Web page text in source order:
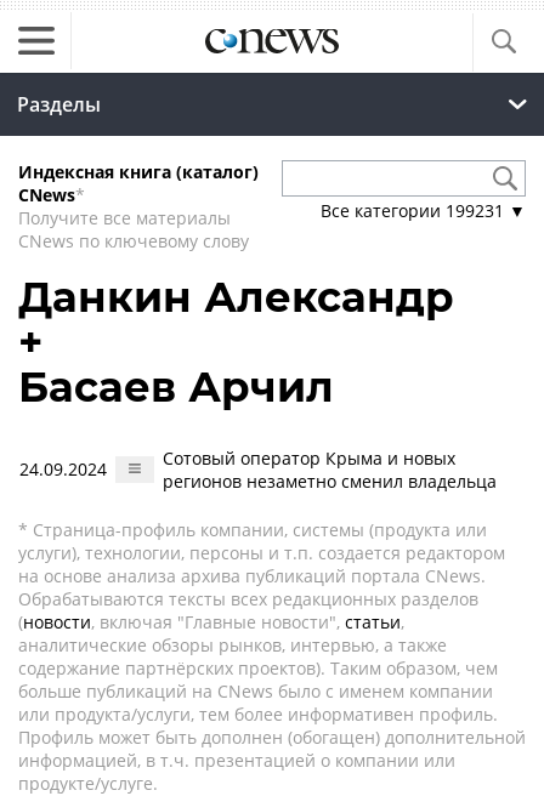
Разделы
Индексная книга (каталог)
CNews*
Получите все материалы
CNews по ключевому слову
Все категории 199231 ▼
Данкин Александр
+
Басаев Арчил
24.09.2024
Сотовый оператор Крыма и новых
регионов незаметно сменил владельца
* Страница-профиль компании, системы (продукта или
услуги), технологии, персоны и т.п. создается редактором
на основе анализа архива публикаций портала CNews.
Обрабатываются тексты всех редакционных разделов
(новости, включая "Главные новости", статьи,
аналитические обзоры рынков, интервью, а также
содержание партнёрских проектов). Таким образом, чем
больше публикаций на CNews было с именем компании
или продукта/услуги, тем более информативен профиль.
Профиль может быть дополнен (обогащен) дополнительной
информацией, в т.ч. презентацией о компании или
продукте/услуге.